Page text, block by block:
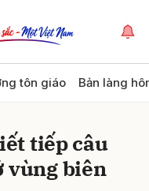
tôn giáo Bản làng
tiếp câu
vùng biên